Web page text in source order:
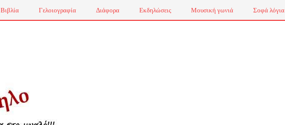
Βιβλία Γελοιογραφία Διάφορα Εκδηλώσεις Μουσική γωνιά Σοφά λόγια